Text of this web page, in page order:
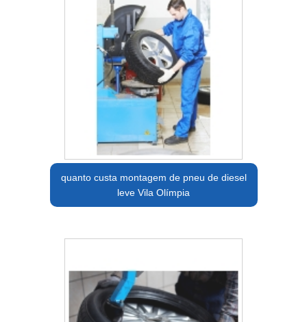
quanto custa montagem de pneu de diesel
leve Vila Olímpia